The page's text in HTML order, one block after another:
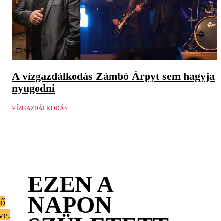
Videó
A vízgazdálkodás Zámbó Árpyt sem hagyja
nyugodni
VÍZGAZDÁLKODÁS
EZEN A
NAPON